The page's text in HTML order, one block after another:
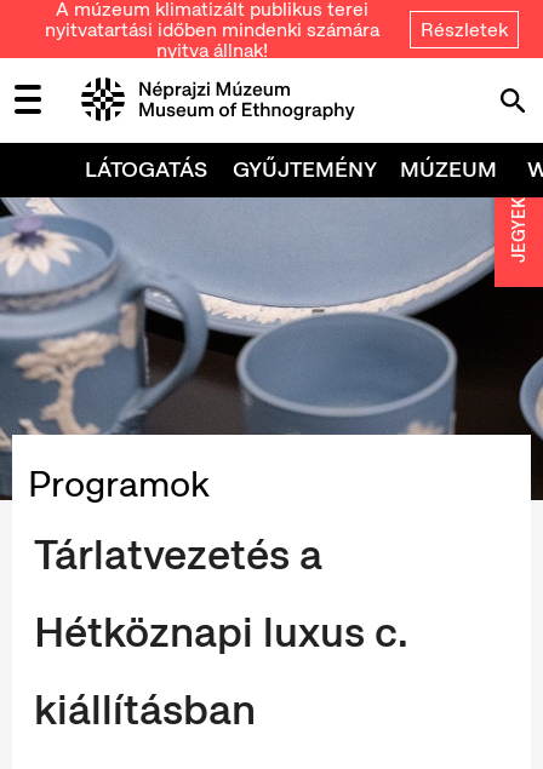
A múzeum klimatizált publikus terei
nyitvatartási időben mindenki számára
nyitva állnak!
Részletek
LÁTOGATÁS GYŰJTEMÉNY MÚZEUM
Programok
Tárlatvezetés a
Hétköznapi luxus c.
kiállításban
JEGYEK